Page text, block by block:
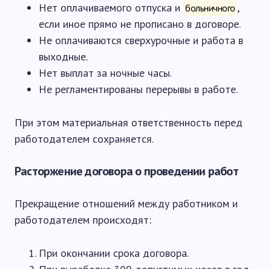
Нет оплачиваемого отпуска и больничного ,
если иное прямо не прописано в договоре.
Не оплачиваются сверхурочные и работа в
выходные.
Нет выплат за ночные часы.
Не регламентированы перерывы в работе.
При этом материальная ответственность перед
работодателем сохраняется.
Расторжение договора о проведении работ
Прекращение отношений между работником и
работодателем происходят:
При окончании срока договора.